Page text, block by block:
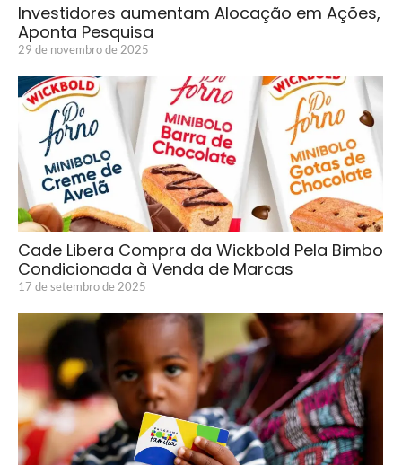
Investidores aumentam Alocação em Ações,
Aponta Pesquisa
29 de novembro de 2025
Cade Libera Compra da Wickbold Pela Bimbo
Condicionada à Venda de Marcas
17 de setembro de 2025